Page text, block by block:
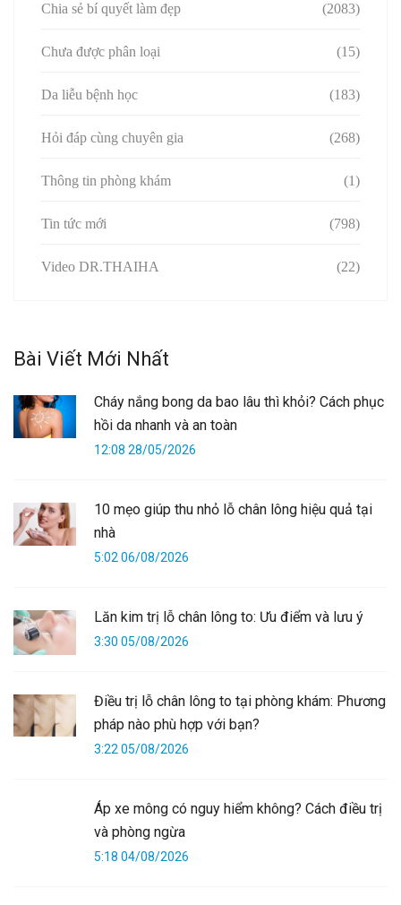
Chia sẻ bí quyết làm đẹp (2083)
Chưa được phân loại (15)
Da liễu bệnh học (183)
Hỏi đáp cùng chuyên gia (268)
Thông tin phòng khám (1)
Tin tức mới (798)
Video DR.THAIHA (22)
Bài Viết Mới Nhất
Cháy nắng bong da bao lâu thì khỏi? Cách phục
hồi da nhanh và an toàn
12:08 28/05/2026
10 mẹo giúp thu nhỏ lỗ chân lông hiệu quả tại
nhà
5:02 06/08/2026
Lăn kim trị lỗ chân lông to: Ưu điểm và lưu ý
3:30 05/08/2026
Điều trị lỗ chân lông to tại phòng khám: Phương
pháp nào phù hợp với bạn?
3:22 05/08/2026
Áp xe mông có nguy hiểm không? Cách điều trị
và phòng ngừa
5:18 04/08/2026